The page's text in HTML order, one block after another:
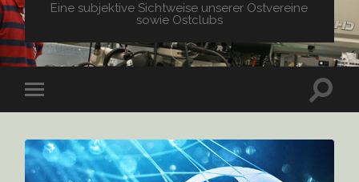
Eine subjektive Sichtweise unserer Ostvereine
sowie Ostclubs